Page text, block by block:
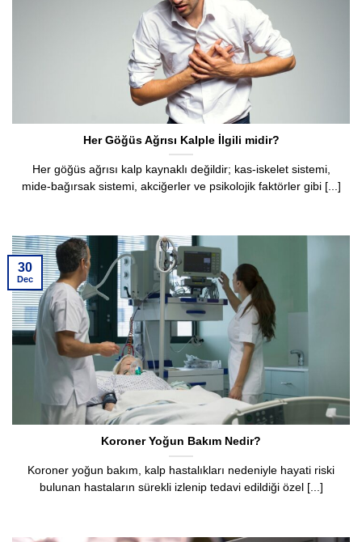
Her Göğüs Ağrısı Kalple İlgili midir?
Her göğüs ağrısı kalp kaynaklı değildir; kas-iskelet sistemi,
mide-bağırsak sistemi, akciğerler ve psikolojik faktörler gibi [...]
Koroner Yoğun Bakım Nedir?
Koroner yoğun bakım, kalp hastalıkları nedeniyle hayati riski
bulunan hastaların sürekli izlenip tedavi edildiği özel [...]
30
Dec